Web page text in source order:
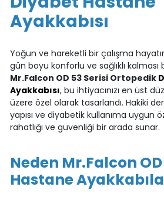
Ayakkabısı
Yoğun ve hareketli bir çalışma
gün boyu konforlu ve sağlıklı kalması
Mr.Falcon OD 53 Serisi Ortopedik
Ayakkabısı, bu ihtiyacınızı en üst
üzere özel olarak tasarlandı. Hakiki
yapısı ve diyabetik kullanıma uygun
rahatlığı ve güvenliği bir arada sunar.
Neden Mr.Falcon
Hastane